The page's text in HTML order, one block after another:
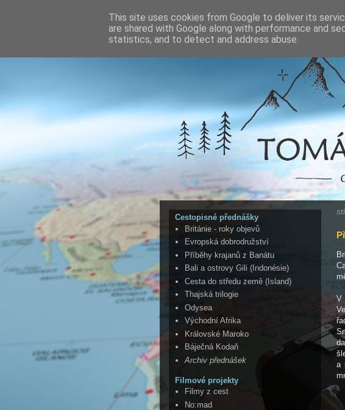
V
a
Cestopisné přednášky
Británie - roky objevů
Evropská dobrodružství
Příběhy krajanů z Banátu
Bali a ostrovy Gili (Indonésie)
Cesta do středu země (Island)
Thajská trilogie
Odysea
Východní Afrika
Královské Maroko
Báječná Kodaň
Archiv přednášek
Filmové projekty
Filmy z cest
No:mad
This site uses cookies from Google to deliver its
are shared with Google along with performance and
statistics, and to detect and address abuse.